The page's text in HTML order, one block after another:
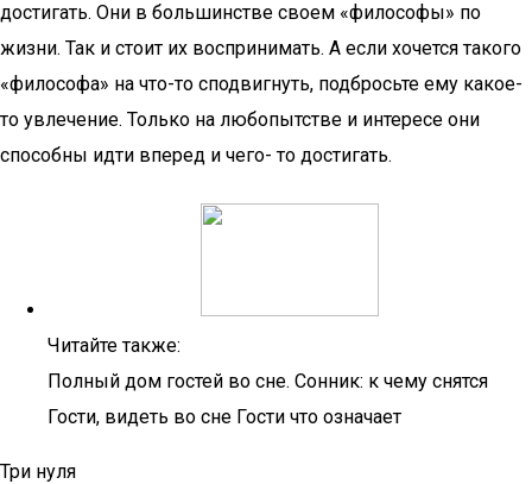
достигать. Они в большинстве своем «философы» по
жизни. Так и стоит их воспринимать. А если хочется такого
«философа» на что-то сподвигнуть, подбросьте ему какое-
то увлечение. Только на любопытстве и интересе они
способны идти вперед и чего- то достигать.
Читайте также:
Полный дом гостей во сне. Сонник: к чему снятся
Гости, видеть во сне Гости что означает
Три нуля